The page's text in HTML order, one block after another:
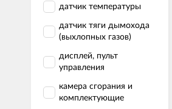
датчик температуры
датчик тяги дымохода
(выхлопных газов)
дисплей, пульт
управления
камера сгорания и
комплектующие